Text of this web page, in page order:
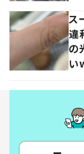
ス
違
の
い